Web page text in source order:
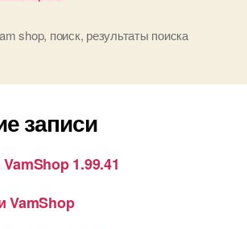
shop, поиск, результаты поиска
записи
1.99.41
VamShop